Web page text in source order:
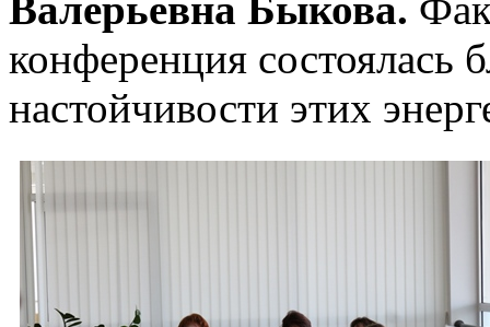
Валерьевна Быкова.
конференция состоялась
настойчивости этих